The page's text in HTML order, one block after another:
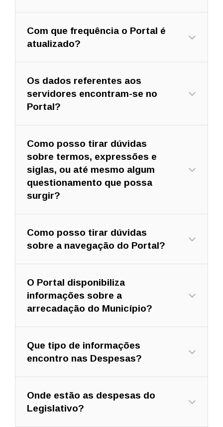
Com que frequência o Portal é
atualizado?
Os dados referentes aos
servidores encontram-se no
Portal?
Como posso tirar dúvidas
sobre termos, expressões e
siglas, ou até mesmo algum
questionamento que possa
surgir?
Como posso tirar dúvidas
sobre a navegação do Portal?
O Portal disponibiliza
informações sobre a
arrecadação do Município?
Que tipo de informações
encontro nas Despesas?
Onde estão as despesas do
Legislativo?